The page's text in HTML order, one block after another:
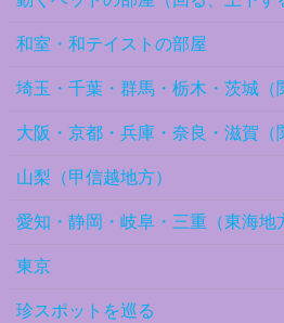
和室・和テイストの部屋
埼玉・千葉・群馬・栃木・茨城（
大阪・京都・兵庫・奈良・滋賀（
山梨（甲信越地方）
愛知・静岡・岐阜・三重（東海地
東京
珍スポットを巡る